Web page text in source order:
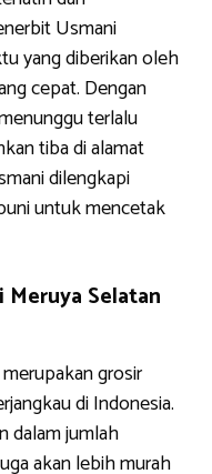
Usmani
yang diberikan oleh
cepat. Dengan
terlalu
tiba di alamat
dilengkapi
untuk mencetak
Selatan
grosir
di Indonesia.
dalam jumlah
akan lebih murah